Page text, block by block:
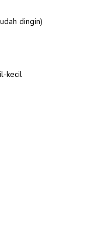
dingin)
kecil